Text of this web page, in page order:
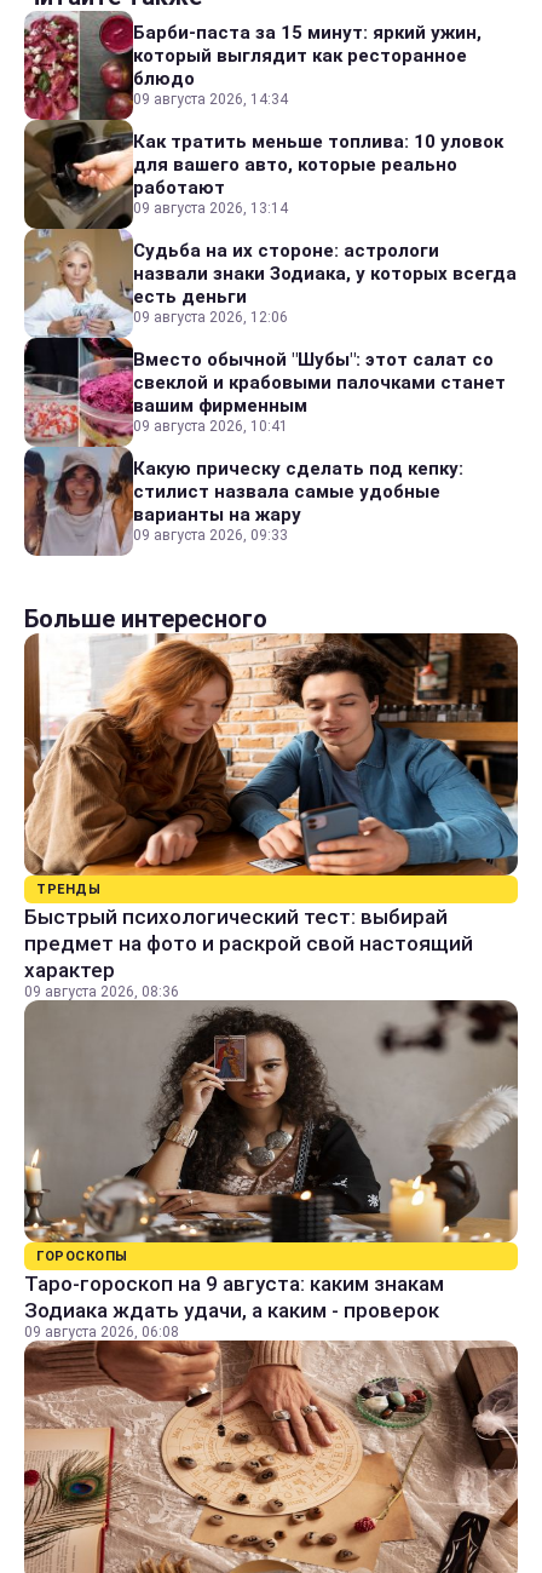
Барби-паста за 15 минут: яркий ужин,
который выглядит как ресторанное
блюдо
09 августа 2026, 14:34
Как тратить меньше топлива: 10 уловок
для вашего авто, которые реально
работают
09 августа 2026, 13:14
Судьба на их стороне: астрологи
назвали знаки Зодиака, у которых всегда
есть деньги
09 августа 2026, 12:06
Вместо обычной "Шубы": этот салат со
свеклой и крабовыми палочками станет
вашим фирменным
09 августа 2026, 10:41
Какую прическу сделать под кепку:
стилист назвала самые удобные
варианты на жару
09 августа 2026, 09:33
Больше интересного
ТРЕНДЫ
Быстрый психологический тест: выбирай
предмет на фото и раскрой свой настоящий
характер
09 августа 2026, 08:36
ГОРОСКОПЫ
Таро-гороскоп на 9 августа: каким знакам
Зодиака ждать удачи, а каким - проверок
09 августа 2026, 06:08